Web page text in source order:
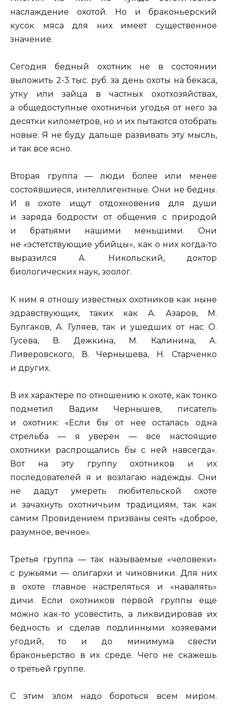
наслаждение охотой. Но и браконьерский
кусок мяса для них имеет существенное
значение.
Сегодня бедный охотник не в состоянии
выложить 2-3 тыс. руб. за день охоты на бекаса,
утку или зайца в частных охотхозяйствах,
а общедоступные охотничьи угодья от него за
десятки километров, но и их пытаются отобрать
новые. Я не буду дальше развивать эту мысль,
и так все ясно.
Вторая группа — люди более или менее
состоявшиеся, интеллигентные. Они не бедны.
И в охоте ищут отдохновения для души
и заряда бодрости от общения с природой
и братьями нашими меньшими. Они
не «эстетствующие убийцы», как о них когда-то
выразился А. Никольский, доктор
биологических наук, зоолог.
К ним я отношу известных охотников как ныне
здравствующих, таких как А. Азаров, М.
Булгаков, А. Гуляев, так и ушедших от нас О.
Гусева, В. Дежкина, М. Калинина, А.
Ливеровского, В. Чернышева, Н. Старченко
и других.
В их характере по отношению к охоте, как тонко
подметил Вадим Чернышев, писатель
и охотник: «Если бы от нее осталась одна
стрельба — я уверен — все настоящие
охотники распрощались бы с ней навсегда».
Вот на эту группу охотников и их
последователей я и возлагаю надежды. Они
не дадут умереть любительской охоте
и зачахнуть охотничьим традициям, так как
самим Провидением призваны сеять «доброе,
разумное, вечное».
Третья группа — так называемые «человеки»
с ружьями — олигархи и чиновники. Для них
в охоте главное настреляться и «навалять»
дичи. Если охотников первой группы еще
можно как-то усовестить, а ликвидировав их
бедность и сделав подлинными хозяевами
угодий, то и до минимума свести
браконьерство в их среде. Чего не скажешь
о третьей группе.
С этим злом надо бороться всем миром.